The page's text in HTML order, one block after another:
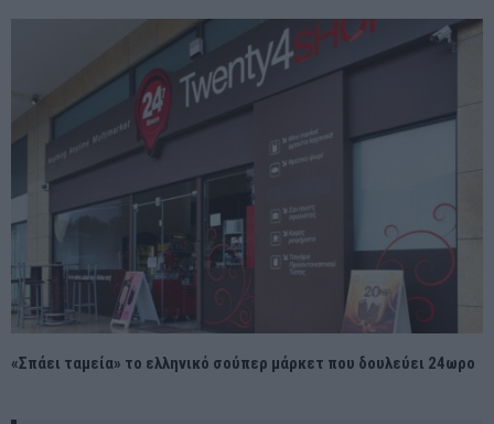
«Σπάει ταμεία» το ελληνικό σούπερ μάρκετ που δουλεύει 24ωρο